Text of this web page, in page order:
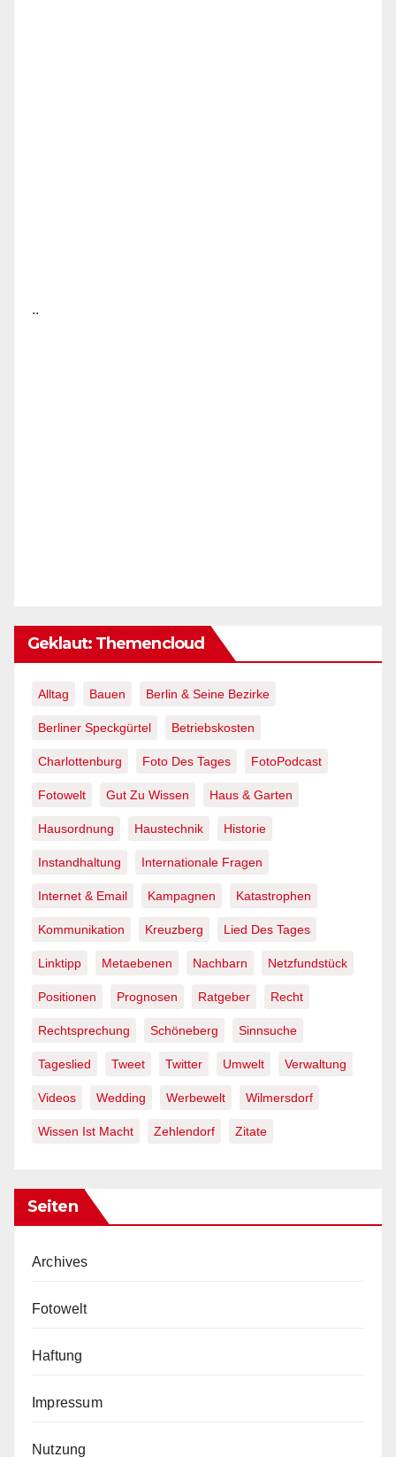
..
Geklaut: Themencloud
Alltag Bauen Berlin & Seine Bezirke
Berliner Speckgürtel Betriebskosten
Charlottenburg Foto Des Tages FotoPodcast
Fotowelt Gut Zu Wissen Haus & Garten
Hausordnung Haustechnik Historie
Instandhaltung Internationale Fragen
Internet & Email Kampagnen Katastrophen
Kommunikation Kreuzberg Lied Des Tages
Linktipp Metaebenen Nachbarn Netzfundstück
Positionen Prognosen Ratgeber Recht
Rechtsprechung Schöneberg Sinnsuche
Tageslied Tweet Twitter Umwelt Verwaltung
Videos Wedding Werbewelt Wilmersdorf
Wissen Ist Macht Zehlendorf Zitate
Seiten
Archives
Fotowelt
Haftung
Impressum
Nutzung